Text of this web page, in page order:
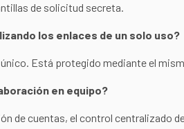
de solicitud secreta.
los enlaces de un solo uso?
Está protegido mediante el
en equipo?
de cuentas, el control centralizado